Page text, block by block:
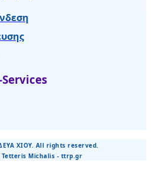
ΧΙΟΥ. All rights reserved.
Tetteris Michalis - ttrp.gr